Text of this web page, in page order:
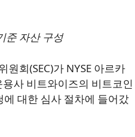
준 자산 구성
회(SEC)가 NYSE 아르카
사 비트와이즈의 비트코인
에 대한 심사 절차에 들어갔